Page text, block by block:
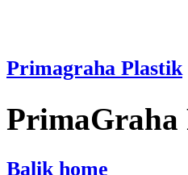
Primagraha Plastik
PrimaGraha
Balik home